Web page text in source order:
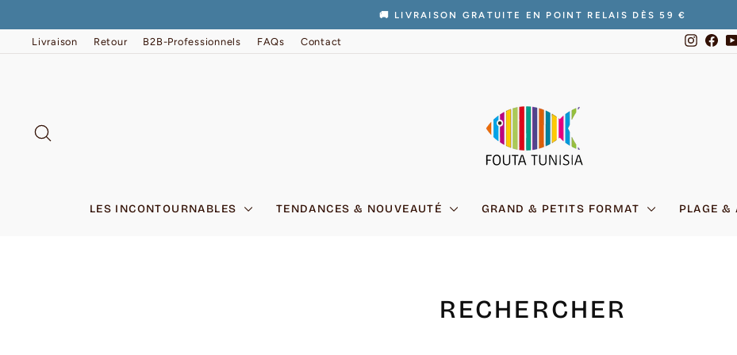
contenu
Diaporama
🚚 LIVRAISON GRATUITE EN POINT RELAIS DÈS 59 €
Livraison Retour B2B-Professionnels FAQs Contact
LES INCONTOURNABLES TENDANCES & NOUVEAUTÉ GRAND & PETITS FORMAT PLAGE &
RECHERCHER